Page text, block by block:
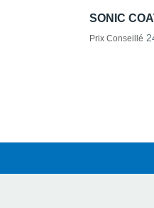
SONIC
Prix Conseillé